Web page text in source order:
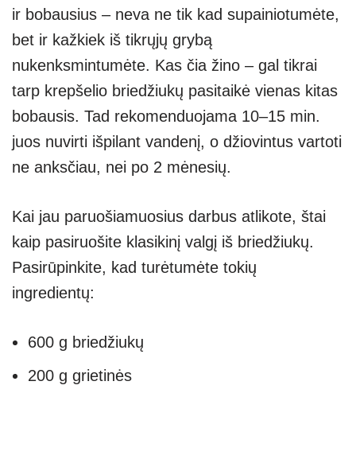
ir bobausius – neva ne tik kad supainiotumėte,
bet ir kažkiek iš tikrųjų grybą
nukenksmintumėte. Kas čia žino – gal tikrai
tarp krepšelio briedžiukų pasitaikė vienas kitas
bobausis. Tad rekomenduojama 10–15 min.
juos nuvirti išpilant vandenį, o džiovintus vartoti
ne anksčiau, nei po 2 mėnesių.
Kai jau paruošiamuosius darbus atlikote, štai
kaip pasiruošite klasikinį valgį iš briedžiukų.
Pasirūpinkite, kad turėtumėte tokių
ingredientų:
600 g briedžiukų
200 g grietinės